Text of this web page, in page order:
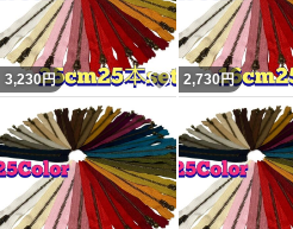
3,230円 いいね！
2,730円